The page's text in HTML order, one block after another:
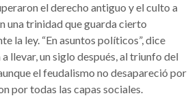
el derecho antiguo y el culto a
una trinidad que guarda cierto
la ley. “En asuntos políticos”, dice
llevar, un siglo después, al triunfo del
el feudalismo no desapareció por
por todas las capas sociales.